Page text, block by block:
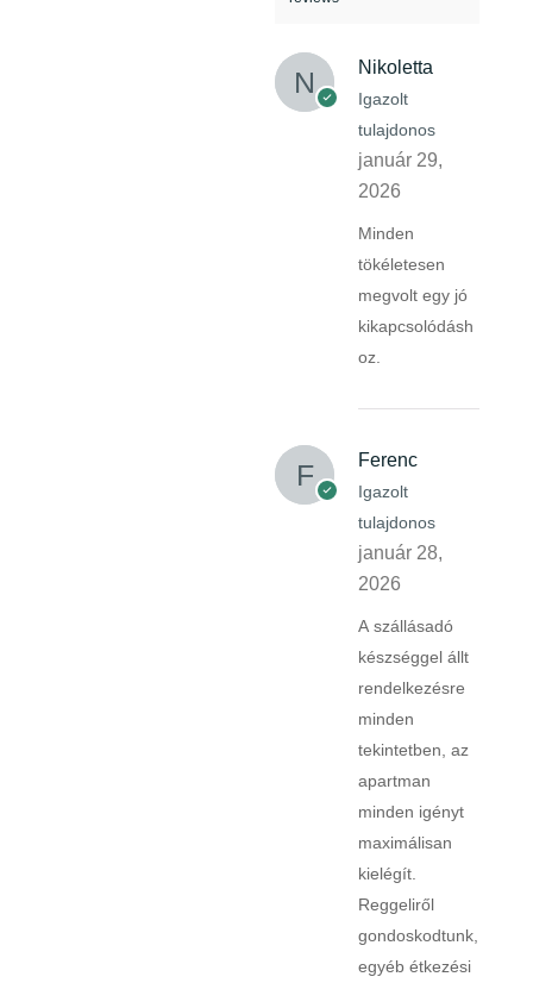
Nikoletta
Igazolt
tulajdonos
január 29,
2026
Minden
tökéletesen
megvolt egy jó
kikapcsolódásh
oz.
Ferenc
Igazolt
tulajdonos
január 28,
2026
A szállásadó
készséggel állt
rendelkezésre
minden
tekintetben, az
apartman
minden igényt
maximálisan
kielégít.
Reggeliről
gondoskodtunk,
egyéb étkezési